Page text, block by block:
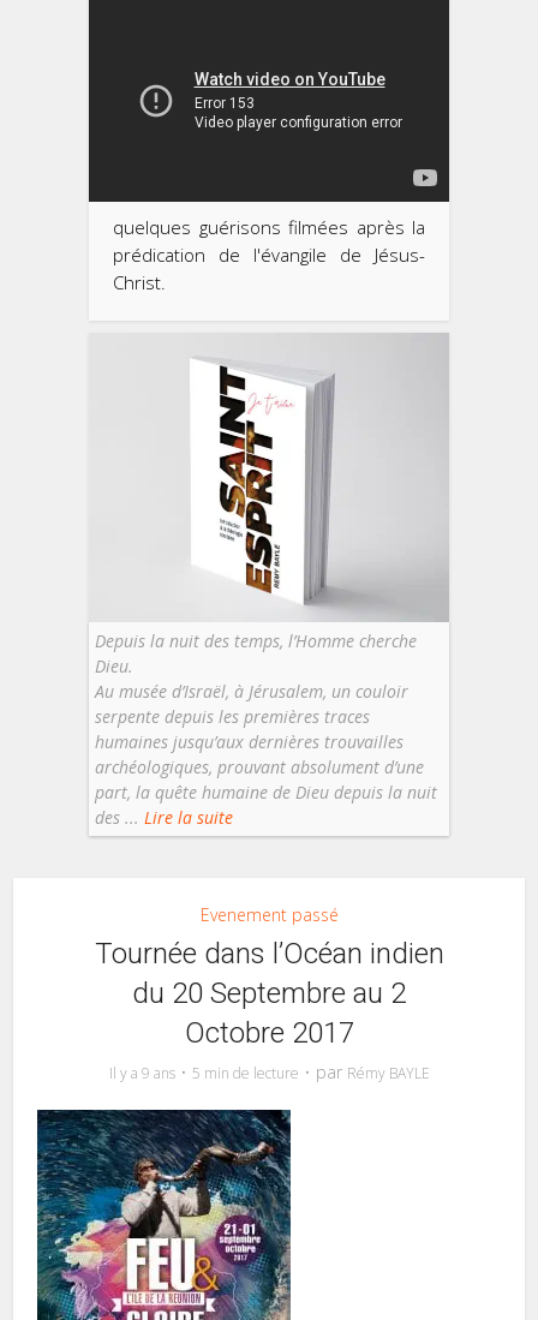
quelques guérisons filmées après la
prédication de l'évangile de Jésus-
Christ.
Depuis la nuit des temps, l’Homme cherche
Dieu.
Au musée d’Israël, à Jérusalem, un couloir
serpente depuis les premières traces
humaines jusqu’aux dernières trouvailles
archéologiques, prouvant absolument d’une
part, la quête humaine de Dieu depuis la nuit
des ... Lire la suite
Evenement passé
Tournée dans l’Océan indien
du 20 Septembre au 2
Octobre 2017
Il y a 9 ans 5 min de lecture par Rémy BAYLE